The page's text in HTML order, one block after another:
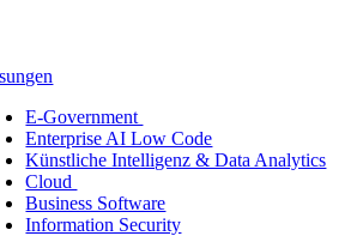
E-Government
Enterprise AI Low Code
Künstliche Intelligenz & Data Analytics
Cloud
Business Software
Information Security